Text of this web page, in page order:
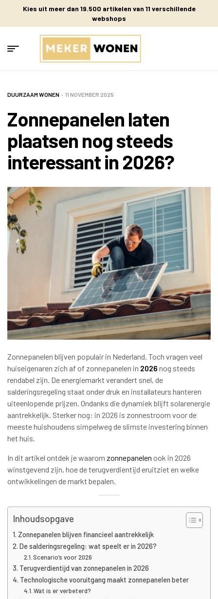
Kies uit meer dan 19.500 artikelen van 11 verschillende
webshops
DUURZAAM WONEN 11 NOVEMBER 2025
Zonnepanelen laten
plaatsen nog steeds
interessant in 2026?
Zonnepanelen blijven populair in Nederland. Toch vragen veel
huiseigenaren zich af of zonnepanelen in 2026 nog steeds
rendabel zijn. De energiemarkt verandert snel, de
salderingsregeling staat onder druk en installateurs hanteren
uiteenlopende prijzen. Ondanks die dynamiek blijft solarenergie
aantrekkelijk. Sterker nog: in 2026 is zonnestroom voor de
meeste huishoudens simpelweg de slimste investering binnen
het huis.
In dit artikel ontdek je waarom zonnepanelen ook in 2026
winstgevend zijn, hoe de terugverdientijd eruitziet en welke
ontwikkelingen de markt bepalen.
Inhoudsopgave
Zonnepanelen blijven financieel aantrekkelijk
De salderingsregeling: wat speelt er in 2026?
Scenario’s voor 2026
Terugverdientijd van zonnepanelen in 2026
Technologische vooruitgang maakt zonnepanelen beter
Wat is er verbeterd?